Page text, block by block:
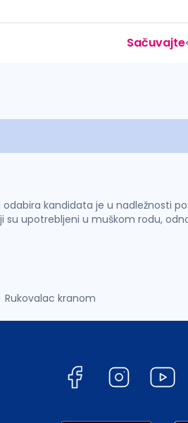
Sačuvajte
kandidata je u nadležnosti
upotrebljeni u muškom rodu,
Rukovalac kranom